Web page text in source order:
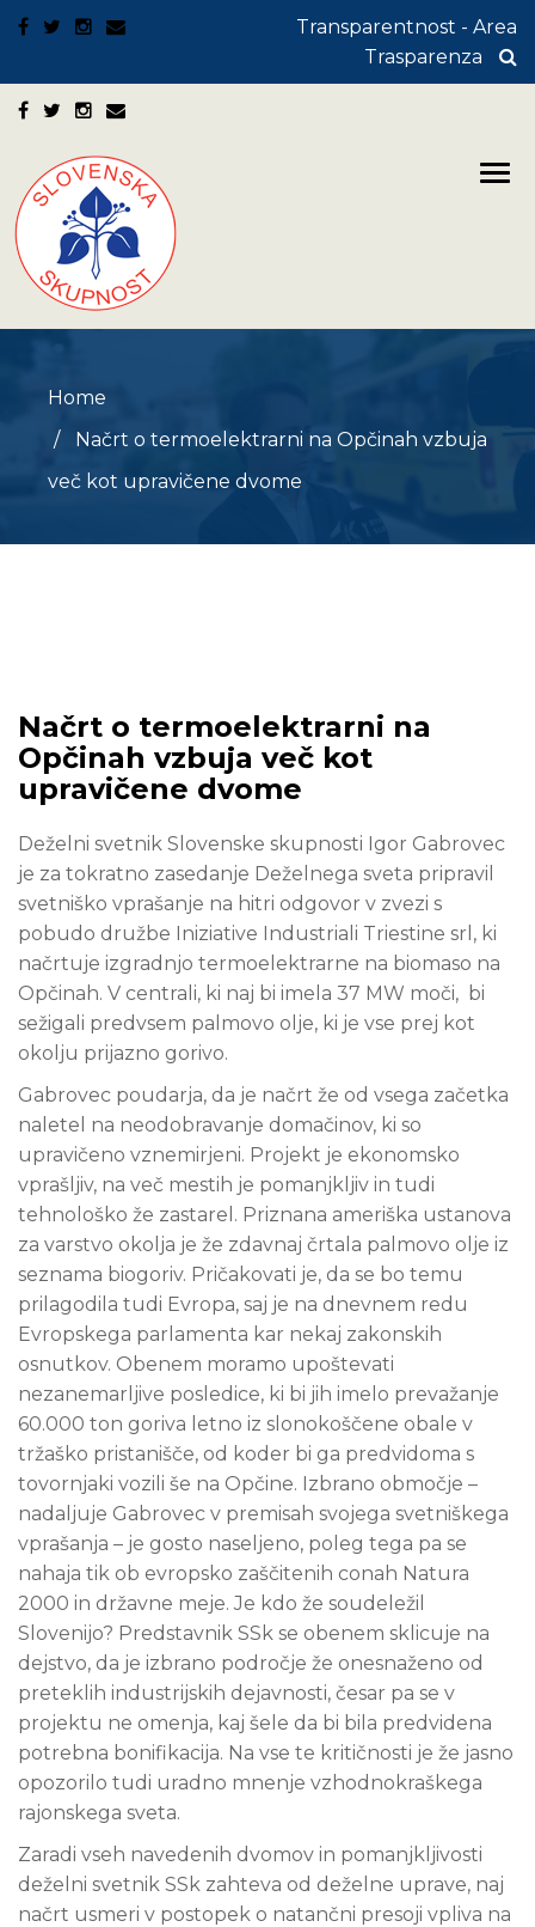
Transparentnost - Area
Trasparenza
Home
Načrt o termoelektrarni na Opčinah vzbuja
več kot upravičene dvome
Načrt o termoelektrarni na
Opčinah vzbuja več kot
upravičene dvome
Deželni svetnik Slovenske skupnosti Igor Gabrovec
je za tokratno zasedanje Deželnega sveta pripravil
svetniško vprašanje na hitri odgovor v zvezi s
pobudo družbe Iniziative Industriali Triestine srl, ki
načrtuje izgradnjo termoelektrarne na biomaso na
Opčinah. V centrali, ki naj bi imela 37 MW moči, bi
sežigali predvsem palmovo olje, ki je vse prej kot
okolju prijazno gorivo.
Gabrovec poudarja, da je načrt že od vsega začetka
naletel na neodobravanje domačinov, ki so
upravičeno vznemirjeni. Projekt je ekonomsko
vprašljiv, na več mestih je pomanjkljiv in tudi
tehnološko že zastarel. Priznana ameriška ustanova
za varstvo okolja je že zdavnaj črtala palmovo olje iz
seznama biogoriv. Pričakovati je, da se bo temu
prilagodila tudi Evropa, saj je na dnevnem redu
Evropskega parlamenta kar nekaj zakonskih
osnutkov. Obenem moramo upoštevati
nezanemarljive posledice, ki bi jih imelo prevažanje
60.000 ton goriva letno iz slonokoščene obale v
tržaško pristanišče, od koder bi ga predvidoma s
tovornjaki vozili še na Opčine. Izbrano območje –
nadaljuje Gabrovec v premisah svojega svetniškega
vprašanja – je gosto naseljeno, poleg tega pa se
nahaja tik ob evropsko zaščitenih conah Natura
2000 in državne meje. Je kdo že soudeležil
Slovenijo? Predstavnik SSk se obenem sklicuje na
dejstvo, da je izbrano področje že onesnaženo od
preteklih industrijskih dejavnosti, česar pa se v
projektu ne omenja, kaj šele da bi bila predvidena
potrebna bonifikacija. Na vse te kritičnosti je že jasno
opozorilo tudi uradno mnenje vzhodnokraškega
rajonskega sveta.
Zaradi vseh navedenih dvomov in pomanjkljivosti
deželni svetnik SSk zahteva od deželne uprave, naj
načrt usmeri v postopek o natančni presoji vpliva na